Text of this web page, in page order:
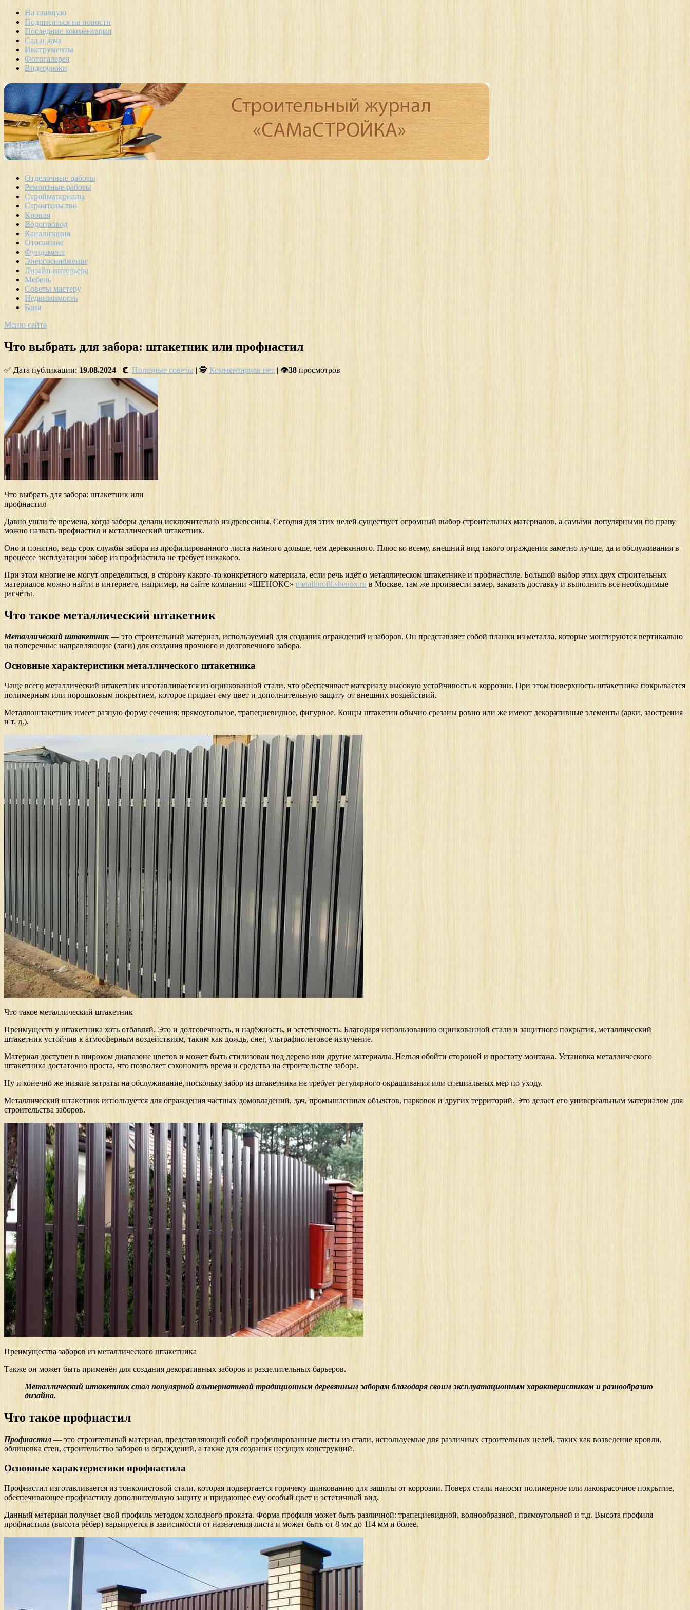
На главную
Подписаться на новости
Последние комментарии
Сад и дача
Инструменты
Фотогалерея
Видеоуроки
Отделочные работы
Ремонтные работы
Стройматериалы
Строительство
Кровля
Водопровод
Канализация
Отопление
Фундамент
Энергоснабжение
Дизайн интерьера
Мебель
Советы мастеру
Недвижимость
Баня
Меню сайта
Что выбрать для забора: штакетник или профнастил
✅ Дата публикации: 19.08.2024 | 📒 Полезные советы | 🕵 Комментариев нет | 👁38 просмотров
Что выбрать для забора: штакетник или
профнастил
Давно ушли те времена, когда заборы делали исключительно из древесины. Сегодня для этих целей существует огромный выбор строительных материалов, а самыми популярными по праву
можно назвать профнастил и металлический штакетник.
Оно и понятно, ведь срок службы забора из профилированного листа намного дольше, чем деревянного. Плюс ко всему, внешний вид такого ограждения заметно лучше, да и обслуживания в
процессе эксплуатации забор из профнастила не требует никакого.
При этом многие не могут определиться, в сторону какого-то конкретного материала, если речь идёт о металлическом штакетнике и профнастиле. Большой выбор этих двух строительных
материалов можно найти в интернете, например, на сайте компании «ШЕНОКС» metallprofil.shenox.ru в Москве, там же произвести замер, заказать доставку и выполнить все необходимые
расчёты.
Что такое металлический штакетник
Металлический штакетник— это строительный материал, используемый для создания ограждений и заборов. Он представляет собой планки из металла, которые монтируются вертикально
на поперечные направляющие (лаги) для создания прочного и долговечного забора.
Основные характеристики металлического штакетника
Чаще всего металлический штакетник изготавливается из оцинкованной стали, что обеспечивает материалу высокую устойчивость к коррозии. При этом поверхность штакетника покрывается
полимерным или порошковым покрытием, которое придаёт ему цвет и дополнительную защиту от внешних воздействий.
Металлоштакетник имеет разную форму сечения: прямоугольное, трапециевидное, фигурное. Концы штакетин обычно срезаны ровно или же имеют декоративные элементы (арки, заострения
и т. д.).
Что такое металлический штакетник
Преимуществ у штакетника хоть отбавляй. Это и долговечность, и надёжность, и эстетичность. Благодаря использованию оцинкованной стали и защитного покрытия, металлический
штакетник устойчив к атмосферным воздействиям, таким как дождь, снег, ультрафиолетовое излучение.
Материал доступен в широком диапазоне цветов и может быть стилизован под дерево или другие материалы. Нельзя обойти стороной и простоту монтажа. Установка металлического
штакетника достаточно проста, что позволяет сэкономить время и средства на строительстве забора.
Ну и конечно же низкие затраты на обслуживание, поскольку забор из штакетника не требует регулярного окрашивания или специальных мер по уходу.
Металлический штакетник используется для ограждения частных домовладений, дач, промышленных объектов, парковок и других территорий. Это делает его универсальным материалом для
строительства заборов.
Преимущества заборов из металлического штакетника
Также он может быть применён для создания декоративных заборов и разделительных барьеров.
Металлический штакетник стал популярной альтернативой традиционным деревянным заборам благодаря своим эксплуатационным характеристикам и разнообразию
дизайна.
Что такое профнастил
Профнастил — это строительный материал, представляющий собой профилированные листы из стали, используемые для различных строительных целей, таких как возведение кровли,
облицовка стен, строительство заборов и ограждений, а также для создания несущих конструкций.
Основные характеристики профнастила
Профнастил изготавливается из тонколистовой стали, которая подвергается горячему цинкованию для защиты от коррозии. Поверх стали наносят полимерное или лакокрасочное покрытие,
обеспечивающее профнастилу дополнительную защиту и придающее ему особый цвет и эстетичный вид.
Данный материал получает свой профиль методом холодного проката. Форма профиля может быть различной: трапециевидной, волнообразной, прямоугольной и т.д. Высота профиля
профнастила (высота рёбер) варьируется в зависимости от назначения листа и может быть от 8 мм до 114 мм и более.